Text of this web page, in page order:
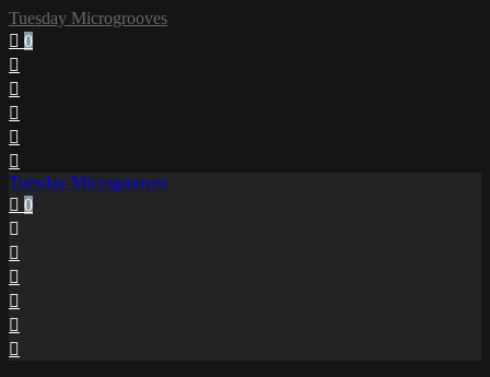
Tuesday Microgrooves
0
Tuesday Microgrooves
0